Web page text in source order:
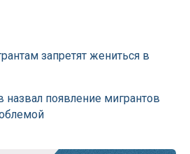
запретят жениться в
назвал появление мигрантов